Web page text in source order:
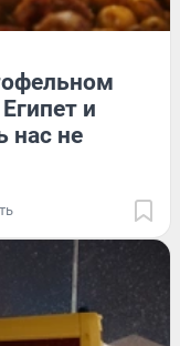
и
нас не